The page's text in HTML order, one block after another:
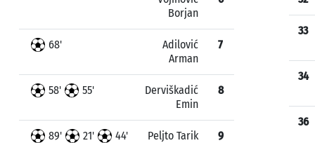
Borjan
68'
Adilović
Arman
7
58' 55'
Derviškadić
Emin
8
89' 21' 44' Peljto Tarik 9
33
34
36